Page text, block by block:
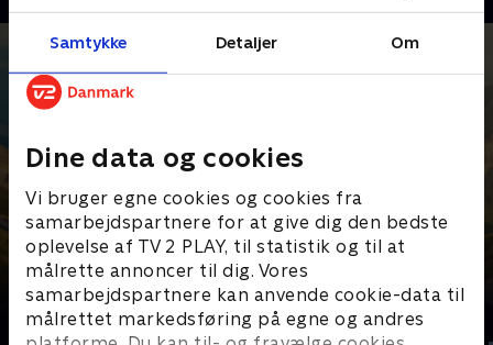
Samtykke Detaljer Om
Dine data og cookies
Vi bruger egne cookies og cookies fra
samarbejdspartnere for at give dig den bedste
oplevelse af TV 2 PLAY, til statistik og til at
målrette annoncer til dig. Vores
samarbejdspartnere kan anvende cookie-data til
målrettet markedsføring på egne og andres
Senest tilføjet